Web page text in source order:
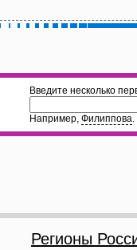
Введите несколько
Например, Филиппова.
Регионы